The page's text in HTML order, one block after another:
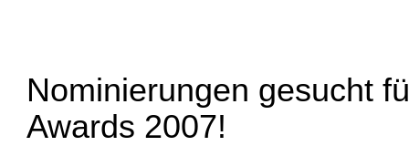
Nominierungen gesucht
Awards 2007!